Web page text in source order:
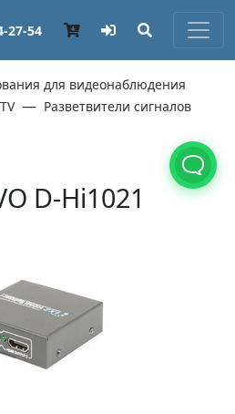
27-54
для видеонаблюдения
Разветвители сигналов
D-Hi1021